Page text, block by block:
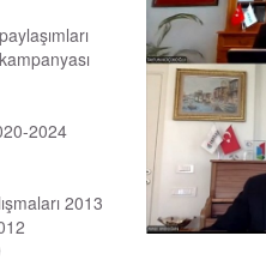
2024
2013